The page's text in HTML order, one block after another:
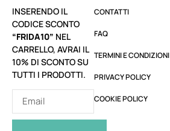
INSERENDO IL
CODICE SCONTO
“FRIDA10” NEL
CARRELLO, AVRAI IL
10% DI SCONTO SU
TUTTI I PRODOTTI.
CONTATTI
FAQ
TERMINI E CONDIZIONI
PRIVACY POLICY
COOKIE POLICY